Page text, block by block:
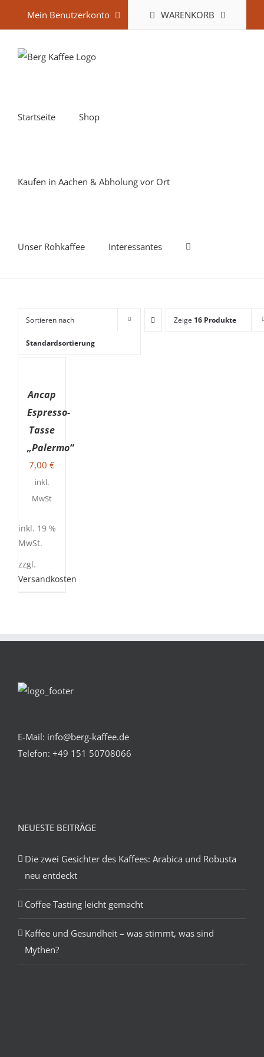
Mein Benutzerkonto WARENKORB
Startseite Shop
Kaufen in Aachen & Abholung vor Ort
Unser Rohkaffee Interessantes
Sortieren nach
Standardsortierung
Zeige 16 Produkte
DETAILS
Ancap
Espresso-
Tasse
„Palermo“
7,00 €
inkl.
MwSt
inkl. 19 %
MwSt.
zzgl.
Versandkosten
E-Mail: info@berg-kaffee.de
Telefon: +49 151 50708066
NEUESTE BEITRÄGE
Die zwei Gesichter des Kaffees: Arabica und Robusta
neu entdeckt
Coffee Tasting leicht gemacht
Kaffee und Gesundheit – was stimmt, was sind
Mythen?